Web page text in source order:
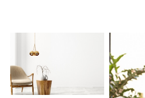
AFFINER LES